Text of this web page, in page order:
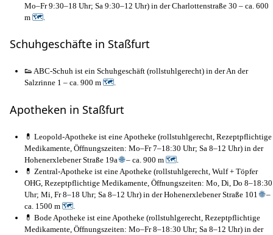
Mo–Fr 9:30–18 Uhr; Sa 9:30–12 Uhr) in der Charlottenstraße 30 – ca. 600
m 🗺
Schuhgeschäfte in Staßfurt
👟 ABC-Schuh ist ein Schuhgeschäft (rollstuhlgerecht) in der An der
Salzrinne 1 – ca. 900 m 🗺.
Apotheken in Staßfurt
💊 Leopold-Apotheke ist eine Apotheke (rollstuhlgerecht, Rezeptpflichtige
Medikamente, Öffnungszeiten: Mo–Fr 7–18:30 Uhr; Sa 8–12 Uhr) in der
Hohenerxlebener Straße 19a🌐– ca. 900 m 🗺
💊 Zentral-Apotheke ist eine Apotheke (rollstuhlgerecht, Wulf + Töpfer
OHG, Rezeptpflichtige Medikamente, Öffnungszeiten: Mo, Di, Do 8–18:30
Uhr; Mi, Fr 8–18 Uhr; Sa 8–12 Uhr) in der Hohenerxlebener Straße 101🌐–
ca. 1500 m 🗺
💊 Bode Apotheke ist eine Apotheke (rollstuhlgerecht, Rezeptpflichtige
Medikamente, Öffnungszeiten: Mo–Fr 8–18:30 Uhr; Sa 8–12 Uhr) in der